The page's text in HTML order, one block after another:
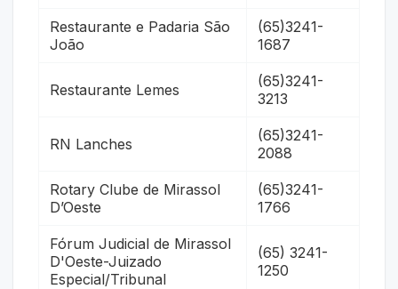
Restaurante e Padaria São
João
(65)3241-
1687
Restaurante Lemes
(65)3241-
3213
RN Lanches
(65)3241-
2088
Rotary Clube de Mirassol
D’Oeste
(65)3241-
1766
Fórum Judicial de Mirassol
D'Oeste-Juizado
Especial/Tribunal
(65) 3241-
1250